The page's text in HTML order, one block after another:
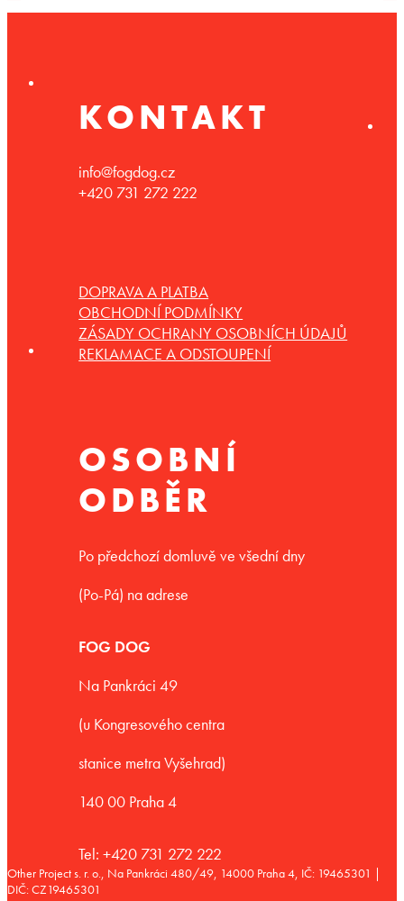
KONTAKT
info@fogdog.cz
+420 731 272 222
DOPRAVA A PLATBA
OBCHODNÍ PODMÍNKY
ZÁSADY OCHRANY OSOBNÍCH ÚDAJŮ
REKLAMACE A ODSTOUPENÍ
OSOBNÍ
ODBĚR
Po předchozí domluvě ve všední dny
(Po-Pá) na adrese
FOG DOG
Na Pankráci 49
(u Kongresového centra
stanice metra Vyšehrad)
140 00 Praha 4
Tel: +420 731 272 222
Other Project s. r. o., Na Pankráci 480/49, 14000 Praha 4, IČ: 19465301 |
DIČ: CZ19465301